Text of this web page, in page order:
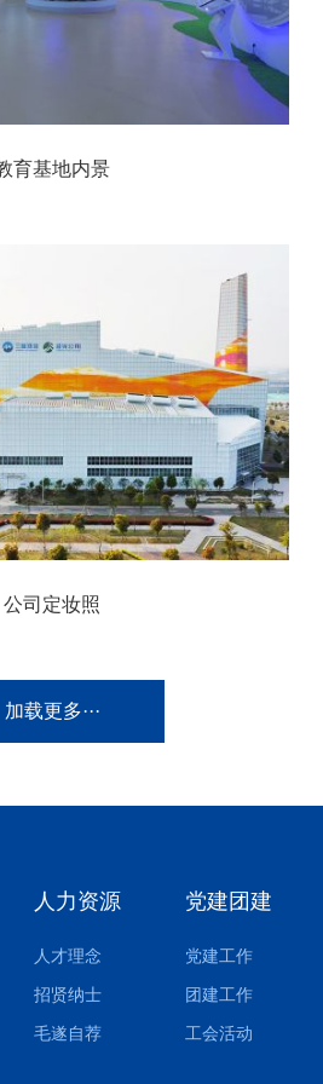
育基地内景
公司定妆照
加载更多···
人力资源
人才理念
招贤纳士
毛遂自荐
党建团建
党建工作
团建工作
工会活动